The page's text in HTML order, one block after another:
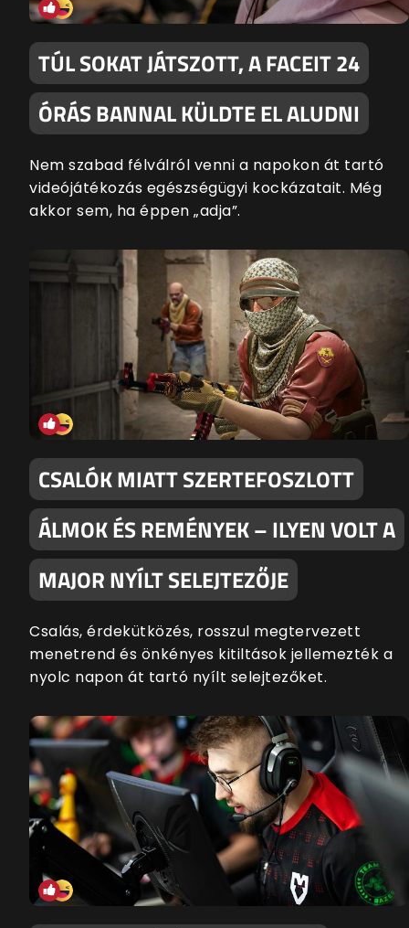
TÚL SOKAT JÁTSZOTT, A FACEIT 24
ÓRÁS BANNAL KÜLDTE EL ALUDNI
Nem szabad félválról venni a napokon át tartó
videójátékozás egészségügyi kockázatait. Még
akkor sem, ha éppen „adja”.
CSALÓK MIATT SZERTEFOSZLOTT
ÁLMOK ÉS REMÉNYEK – ILYEN VOLT A
MAJOR NYÍLT SELEJTEZŐJE
Csalás, érdekütközés, rosszul megtervezett
menetrend és önkényes kitiltások jellemezték a
nyolc napon át tartó nyílt selejtezőket.